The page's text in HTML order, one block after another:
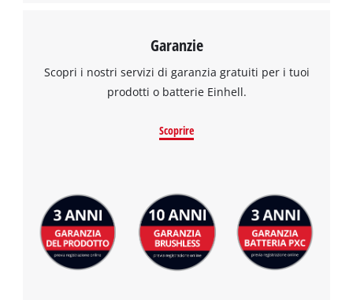
Garanzie
Scopri i nostri servizi di garanzia gratuiti per i tuoi
prodotti o batterie Einhell.
Scoprire